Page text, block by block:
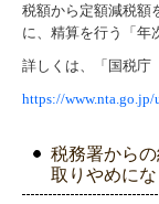
税額から定額減税額
に、精算を行う「年
詳しくは、「国税
https://www.nta.go.jp/
税務署から
取りやめにな